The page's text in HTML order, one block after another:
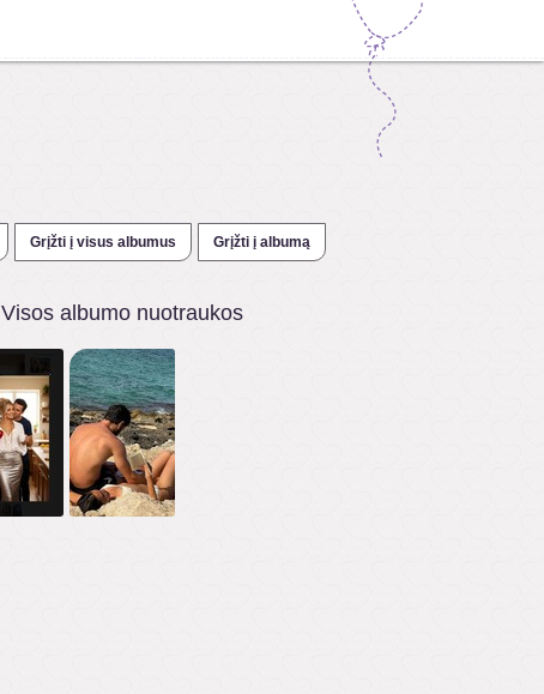
Grįžti į visus albumus Grįžti į albumą
Visos albumo nuotraukos